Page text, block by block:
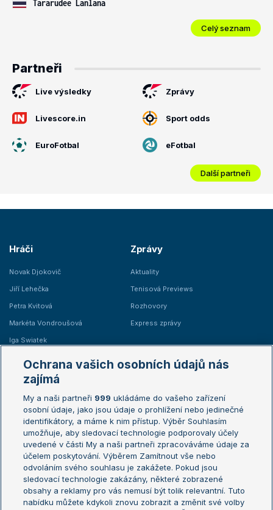
Tararudee Lanlana
Celý seznam
Partneři
Live výsledky Zprávy
Livescore.in Sport odds
EuroFotbal eFotbal
Další partneři
Hráči
Novak Djokovič
Jiří Lehečka
Petra Kvitová
Markéta Vondroušová
Iga Swiatek
Zprávy
Aktuality
Tenisová Previews
Rozhovory
Express zprávy
Žebříčky
Žebříček ATP (muži)
Žebříček WTA (ženy)
Sázkařský žebříček
Australian Open
French Open
Wimbledon
US Open
Turnaj mistrů
Turnaj mistryň
Aktualní trendy
Ochrana vašich osobních údajů nás
zajímá
My a naši partneři 999 ukládáme do vašeho zařízení
osobní údaje, jako jsou údaje o prohlížení nebo jedinečné
identifikátory, a máme k nim přístup. Výběr Souhlasím
umožňuje, aby sledovací technologie podporovaly účely
uvedené v části My a naši partneři zpracováváme údaje za
účelem poskytování. Výběrem Zamítnout vše nebo
odvoláním svého souhlasu je zakážete. Pokud jsou
sledovací technologie zakázány, některé zobrazené
obsahy a reklamy pro vás nemusí být tolik relevantní. Tuto
nabídku můžete kdykoli znovu zobrazit a změnit své volby